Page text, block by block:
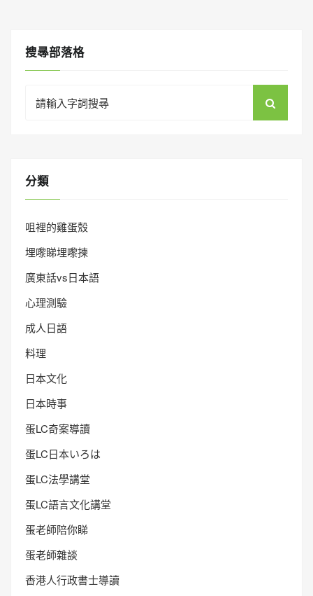
搜㝷部落格
for:
分類
咀裡的雞蛋殼
埋嚟睇埋嚟揀
廣東話vs日本語
心理測驗
成人日語
料理
日本文化
日本時事
蛋LC奇案導讀
蛋LC日本いろは
蛋LC法學講堂
蛋LC語言文化講堂
蛋老師陪你睇
蛋老師雜談
香港人行政書士導讀